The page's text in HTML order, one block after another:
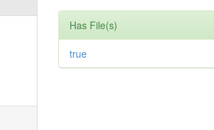
Has File(s)
true